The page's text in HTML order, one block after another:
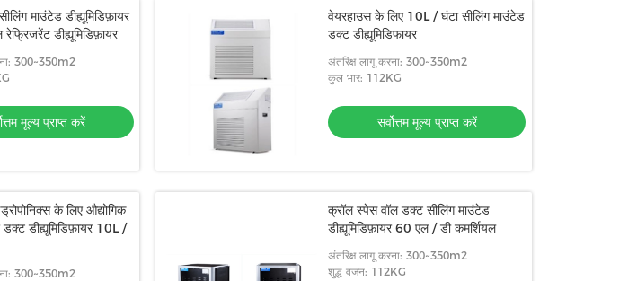
माउंटेड डीह्यूमिडिफ़ायर
डीह्यूमिडिफ़ायर
300~350m2
मूल्य प्राप्त करें
वेयरहाउस के लिए 10L / घंटा सीलिंग माउंटेड
डक्ट डीह्यूमिडिफायर
अंतरिक्ष लागू करना: 300~350m2
कुल भार: 112KG
सर्वोत्तम मूल्य प्राप्त करें
के लिए औद्योगिक
डीह्यूमिडिफ़ायर 10L /
300~350m2
क्रॉल स्पेस वॉल डक्ट सीलिंग माउंटेड
डीह्यूमिडिफ़ायर 60 एल / डी कमर्शियल
अंतरिक्ष लागू करना: 300~350m2
शुद्ध वजन: 112KG